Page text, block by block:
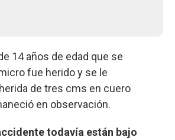
14 años de edad que se
fue herido y se le
de tres cms en cuero
en observación.
todavía están bajo